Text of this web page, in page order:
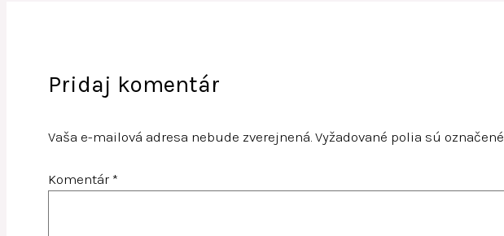
Pridaj komentár
Vaša e-mailová adresa nebude zverejnená. Vyžadované polia sú označené
Komentár *